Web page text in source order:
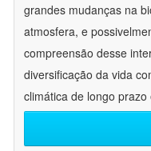
grandes mudanças na
atmosfera, e
compreensão desse
diversificação da vida
climática de longo